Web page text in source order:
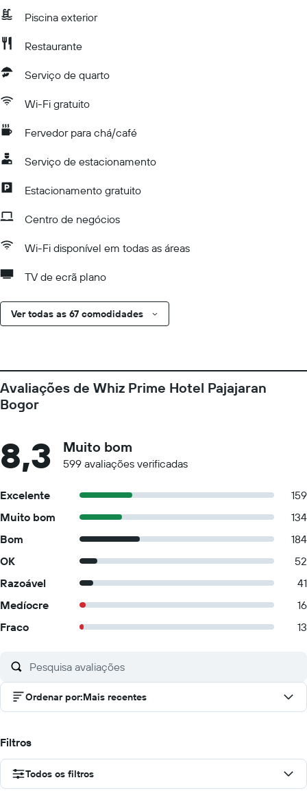
Piscina exterior
Restaurante
Serviço de quarto
Wi-Fi gratuito
Fervedor para chá/café
Serviço de estacionamento
Estacionamento gratuito
Centro de negócios
Wi-Fi disponível em todas as áreas
TV de ecrã plano
Ver todas as 67 comodidades
Avaliações de Whiz Prime Hotel Pajajaran
Bogor
8,3 Muito bom
599 avaliações verificadas
Excelente
159
Muito bom
134
Bom
184
OK
52
Razoável
41
Medíocre
16
Fraco
13
Ordenar por:Mais recentes
Filtros
Todos os filtros